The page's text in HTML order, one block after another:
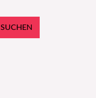
SUCHEN